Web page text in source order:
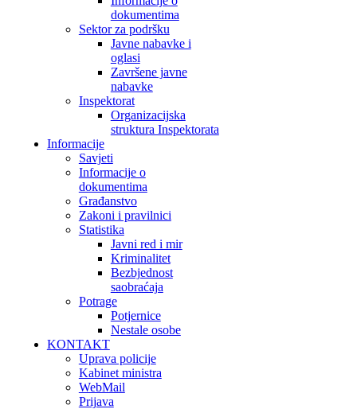
dokumentima
Sektor za podršku
Javne nabavke i
oglasi
Završene javne
nabavke
Inspektorat
Organizacijska
struktura Inspektorata
Informacije
Savjeti
Informacije o
dokumentima
Građanstvo
Zakoni i pravilnici
Statistika
Javni red i mir
Kriminalitet
Bezbjednost
saobraćaja
Potrage
Potjernice
Nestale osobe
KONTAKT
Uprava policije
Kabinet ministra
WebMail
Prijava